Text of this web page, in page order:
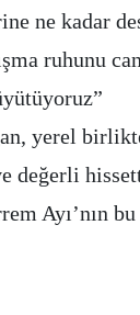
ne kadar
ruhunu
yerel
değerli
Ayı’nın